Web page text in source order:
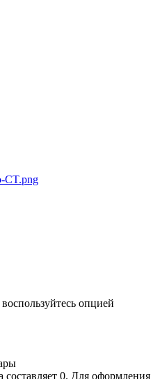
опцией
составляет 0. Для оформления